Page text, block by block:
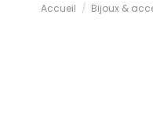
Accueil Bijoux &